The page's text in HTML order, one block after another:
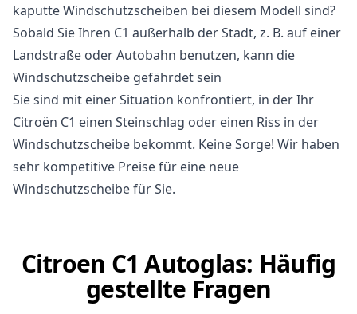
kaputte Windschutzscheiben bei diesem Modell sind?
Sobald Sie Ihren C1 außerhalb der Stadt, z. B. auf einer
Landstraße oder Autobahn benutzen, kann die
Windschutzscheibe gefährdet sein
Sie sind mit einer Situation konfrontiert, in der Ihr
Citroën C1 einen Steinschlag oder einen Riss in der
Windschutzscheibe bekommt. Keine Sorge! Wir haben
sehr kompetitive Preise für eine neue
Windschutzscheibe für Sie.
Citroen C1 Autoglas: Häufig
gestellte Fragen